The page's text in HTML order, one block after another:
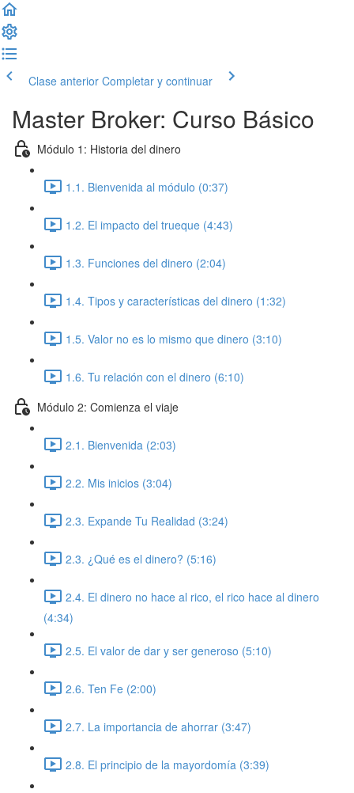
Clase anterior Completar y continuar
Master Broker: Curso Básico
Módulo 1: Historia del dinero
1.1. Bienvenida al módulo (0:37)
1.2. El impacto del trueque (4:43)
1.3. Funciones del dinero (2:04)
1.4. Tipos y características del dinero (1:32)
1.5. Valor no es lo mismo que dinero (3:10)
1.6. Tu relación con el dinero (6:10)
Módulo 2: Comienza el viaje
2.1. Bienvenida (2:03)
2.2. Mis inicios (3:04)
2.3. Expande Tu Realidad (3:24)
2.3. ¿Qué es el dinero? (5:16)
2.4. El dinero no hace al rico, el rico hace al dinero
(4:34)
2.5. El valor de dar y ser generoso (5:10)
2.6. Ten Fe (2:00)
2.7. La importancia de ahorrar (3:47)
2.8. El principio de la mayordomía (3:39)